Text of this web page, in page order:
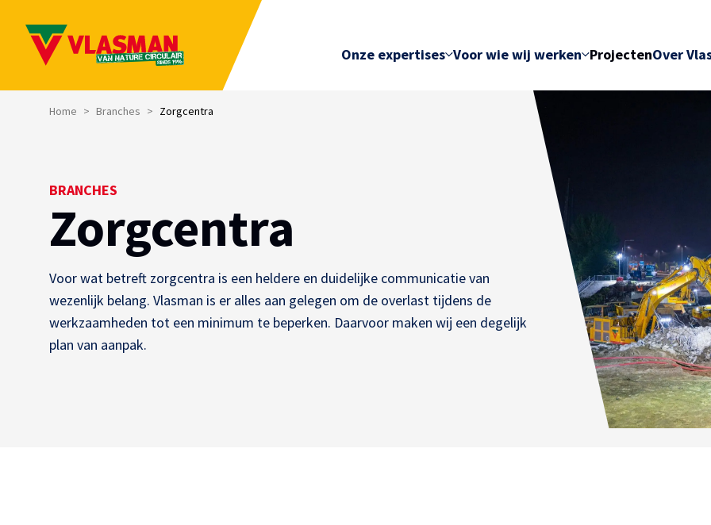
Onze expertises Voor wie wij werken ProjectenOver
Home > Branches > Zorgcentra
BRANCHES
Zorgcentra
Voor wat betreft zorgcentra is een heldere en duidelijke communicatie van
wezenlijk belang. Vlasman is er alles aan gelegen om de overlast tijdens de
werkzaamheden tot een minimum te beperken. Daarvoor maken wij een degelijk
plan van aanpak.